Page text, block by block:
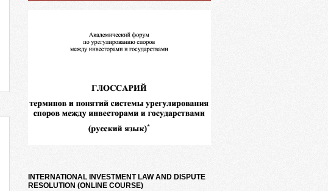
INTERNATIONAL INVESTMENT LAW AND DISPUTE
RESOLUTION (ONLINE COURSE)